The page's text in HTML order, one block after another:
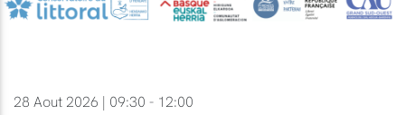
28 Aout 2026 | 09:30 - 12:00